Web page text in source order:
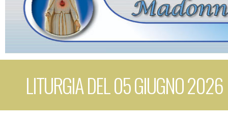
LITURGIA DEL 05 GIUGNO 2026